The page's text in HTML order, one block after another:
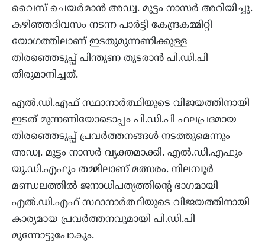
വൈസ് ചെയര്‍മാന്‍ അഡ്വ. മുട്ടം നാസര്‍ അറിയിച്ചു.
കഴിഞ്ഞദിവസം നടന്ന പാര്‍ട്ടി കേന്ദ്രകമ്മിറ്റി
യോഗത്തിലാണ് ഇടതുമുന്നണിക്കുള്ള
തിരഞ്ഞെടുപ്പ് പിന്തുണ തുടരാന്‍ പി.ഡി.പി
തീരുമാനിച്ചത്.
എല്‍.ഡി.എഫ് സ്ഥാനാര്‍ത്ഥിയുടെ വിജയത്തിനായി
ഇടത് മുന്നണിയോടൊപ്പം പി.ഡി.പി ഫലപ്രദമായ
തിരഞ്ഞെടുപ്പ് പ്രവര്‍ത്തനങ്ങള്‍ നടത്തുമെന്നും
അഡ്വ. മുട്ടം നാസര്‍ വ്യക്തമാക്കി. എല്‍.ഡി.എഫും
യു.ഡി.എഫും തമ്മിലാണ് മത്സരം. നിലമ്പൂര്‍
മണ്ഡലത്തില്‍ ജനാധിപത്യത്തിന്റെ ഭാഗമായി
എല്‍.ഡി.എഫ് സ്ഥാനാര്‍ത്ഥിയുടെ വിജയത്തിനായി
കാര്യമായ പ്രവര്‍ത്തനവുമായി പി.ഡി.പി
മുന്നോട്ടുപോകും.